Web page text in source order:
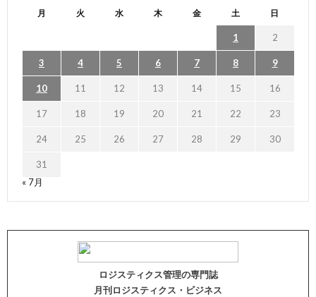
月 火 水 木 金 土 日
1 2
3 4 5 6 7 8 9
10 11 12 13 14 15 16
17 18 19 20 21 22 23
24 25 26 27 28 29 30
31
« 7月
ロジスティクス管理の専門誌
月刊ロジスティクス・ビジネス